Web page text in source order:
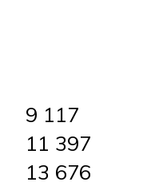
9 117
11 397
13 676